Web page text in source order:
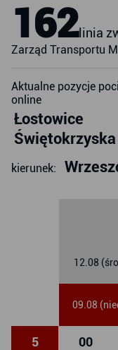
162linia
Zarząd Transportu
Aktualne pozycje
online
Łostowice
kierunek:
09.08
12.08
5 00